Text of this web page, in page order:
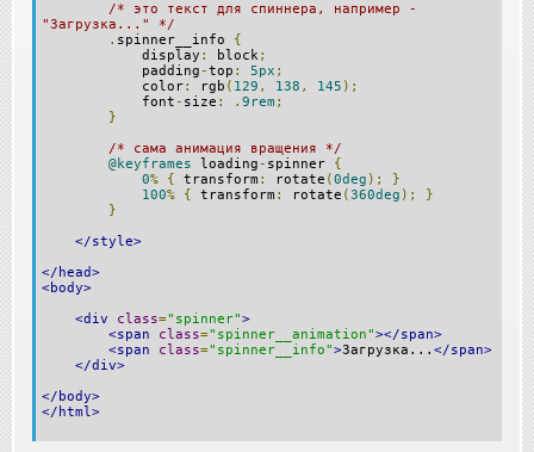
/* это текст для спиннера, например -
"Загрузка..." */
. spinner__info {
display : block;
padding -top : 5px ;
color: rgb ( 129 , 138 , 145 );
font - size : . 9rem ;
}
/* сама анимация вращения */
@keyframes loading - spinner {
0% { transform : rotate ( 0deg );
}
100% { transform : rotate ( 360deg );
}
}
</style>
</head>
<body>
<div
class="spinner">
<span
class="spinner__animation"></span>
<span
class="spinner__info">Загрузка... </span>
</div>
</body>
</html>